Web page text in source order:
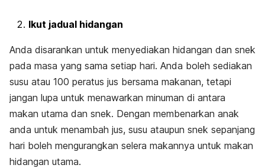
Ikut jadual hidangan
Anda disarankan untuk menyediakan hidangan dan snek
pada masa yang sama setiap hari. Anda boleh sediakan
susu atau 100 peratus jus bersama makanan, tetapi
jangan lupa untuk menawarkan minuman di antara
makan utama dan snek. Dengan membenarkan anak
anda untuk menambah jus, susu ataupun snek sepanjang
hari boleh mengurangkan selera makannya untuk makan
hidangan utama.